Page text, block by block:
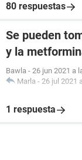
80 respuestas
Se pueden
y la
Bawla - 26 jun 2021 a
Marla - 26 jul 2021
1 respuesta